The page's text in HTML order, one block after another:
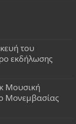
του
εκδήλωσης
Μουσική
Μονεμβασίας